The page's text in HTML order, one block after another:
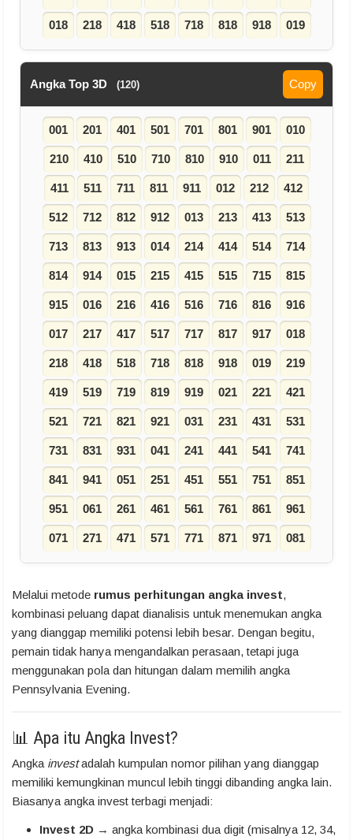
018 218 418 518 718 818 918 019
Angka Top 3D (120) Copy
001 201 401 501 701 801 901 010
210 410 510 710 810 910 011 211
411 511 711 811 911 012 212 412
512 712 812 912 013 213 413 513
713 813 913 014 214 414 514 714
814 914 015 215 415 515 715 815
915 016 216 416 516 716 816 916
017 217 417 517 717 817 917 018
218 418 518 718 818 918 019 219
419 519 719 819 919 021 221 421
521 721 821 921 031 231 431 531
731 831 931 041 241 441 541 741
841 941 051 251 451 551 751 851
951 061 261 461 561 761 861 961
071 271 471 571 771 871 971 081
Melalui metode rumus perhitungan angka invest,
kombinasi peluang dapat dianalisis untuk menemukan angka
yang dianggap memiliki potensi lebih besar. Dengan begitu,
pemain tidak hanya mengandalkan perasaan, tetapi juga
menggunakan pola dan hitungan dalam memilih angka
Pennsylvania Evening.
📊 Apa itu Angka Invest?
Angka investadalah kumpulan nomor pilihan yang dianggap
memiliki kemungkinan muncul lebih tinggi dibanding angka lain.
Biasanya angka invest terbagi menjadi:
Invest 2D → angka kombinasi dua digit (misalnya 12, 34,